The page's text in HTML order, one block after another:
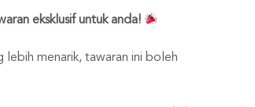
eksklusif untuk anda!
menarik, tawaran ini boleh